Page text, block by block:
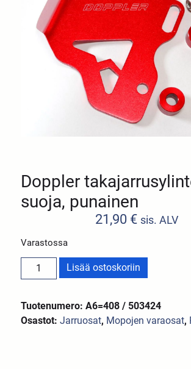
Doppler
suoja, punainen
21,90 € sis. ALV
Varastossa
Lisää ostoskoriin
Tuotenumero: A6=408 / 503424
Osastot:Jarruosat, Mopojen varaosat,